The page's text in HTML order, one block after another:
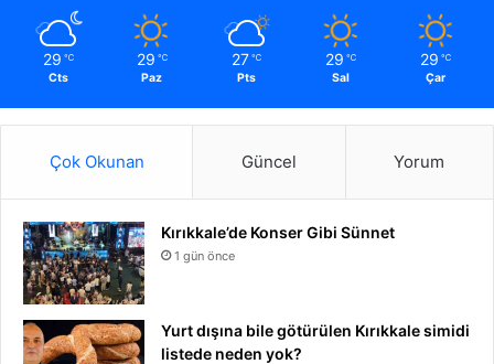
29 ℃
Cts
29 ℃
Paz
27 ℃
Pts
29 ℃
Sal
29 ℃
Çar
Çok Okunan Güncel Yorum
Kırıkkale’de Konser Gibi Sünnet
1 gün önce
Yurt dışına bile götürülen Kırıkkale simidi
listede neden yok?